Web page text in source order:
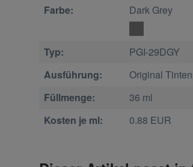
Farbe: Dark Grey
Typ:
PGI-29DGY
Ausführung:
Original
Füllmenge:
36 ml
Kosten je ml:
0.88 EUR